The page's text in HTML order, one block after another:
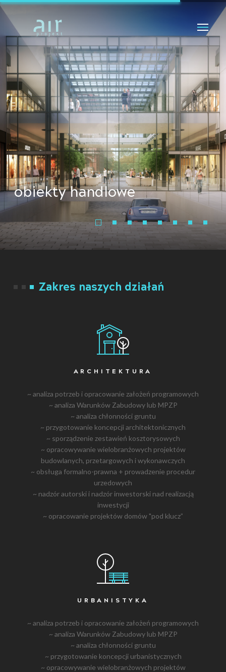
obiekty handlowe
Zakres naszych działań
ARCHITEKTURA
~ analiza potrzeb i opracowanie założeń programowych
~ analiza Warunków Zabudowy lub MPZP
~ analiza chłonności gruntu
~ przygotowanie koncepcji architektonicznych
~ sporządzenie zestawień kosztorysowych
~ opracowywanie wielobranżowych projektów
budowlanych, przetargowych i wykonawczych
~ obsługa formalno-prawna + prowadzenie procedur
urzedowych
~ nadzór autorski i nadzór inwestorski nad realizacją
inwestycji
~ opracowanie projektów domów "pod klucz”
URBANISTYKA
~ analiza potrzeb i opracowanie założeń programowych
~ analiza Warunków Zabudowy lub MPZP
~ analiza chłonności gruntu
~ przygotowanie koncepcji urbanistycznych
~ opracowywanie wielobranżowych projektów